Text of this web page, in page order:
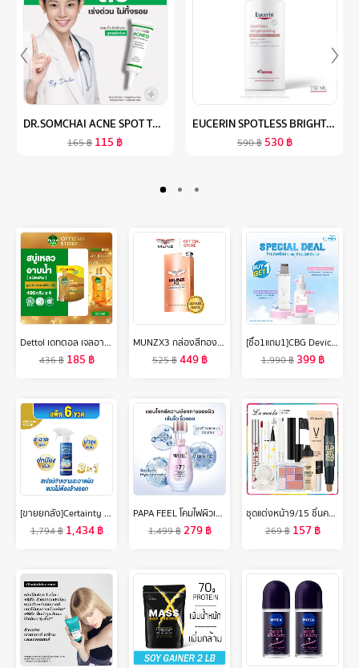
DR.SOMCHAI ACNE SPOT TOUCH GEL 4G เจลแต้มสิว อักเสบ สูตรเร่งด่วน
165฿ 115 ฿
EUCERIN SPOTLESS BRIGHTENING SKIN TONE PERFECTING BODY LOTION 250 ML ยูเซอริน สปอตเลส ไบรท์เทนนิ่ง สกิน โทน เพอร์เฟคติ้ง บอดี้ โลชั่น 250 มล.
590฿ 530฿
Dettol เดทตอล เจลอาบน้ำแบบถุงเติม สบู่เหลวเดทตอล แอนตี้แบคทีเรีย ถุงเติม 400มล.X4 (เลือกสูตรด้านใน)
436฿ 185 ฿
MUNZX3 กล่องสีทอง โปรโมชั่น1กล่องใหม่ (10 แคปซูล ) 1 กล่อง อาหารเสริมสำหรับผู้ชาย
525฿449฿
[ซื้อ1แถม1]CBG Devices เครื่องสครับผิวหน้าด้วยไอออน4โหมดIonic X2 Skin Scrubber แถมฟรี!!! เจลทรีทเมนต์นวดหน้า 1 ขวด (มีให้เลือก3สูตร)
1,990฿ 399฿
[ขายยกลัง]Certainty สเปรย์ทำความสะอาดผิวแบบไม่ต้องล้างออกเซอร์เทนตี้ ขนาด 350 ML. x6 ขวด
1,794฿ 1,434฿
PAPA FEEL โคมไฟผิวเปล่งประกาย 577 ไวท์เทนนิ่ง กำจัดจุดด่างดำ เซรั่มต่อต้านวัย 30ml สี่ในหนึ่งเดียวไวท์เทนนิ่งและการกำจัดกระ
1,499฿279฿
ชุดแต่งหน้า9/15 ชิ้นครีม Lameila BB + แป้ง + อายแชโดว์ + มาสคาร่า + ดินสอเขียนคิ้ว + ครีมไพรเมอร์แยก + ลิปสติก + ปากกาคอนทัวร์สองด้าน + อายไลเนอร์
269฿ 157฿